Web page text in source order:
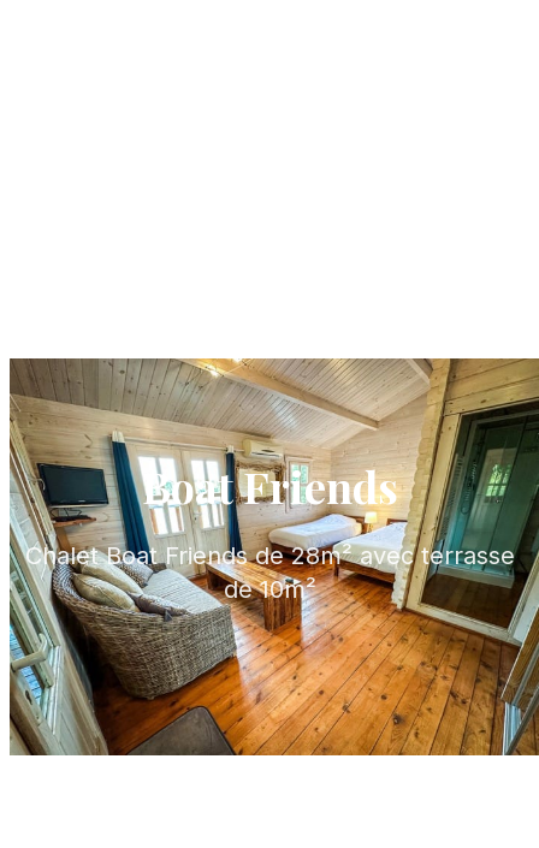
Boat Friends
Chalet Boat Friends de 28m² avec terrasse
de 10m²